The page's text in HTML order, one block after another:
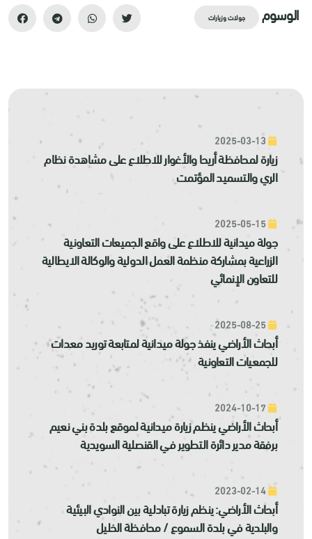
الوسوم جولات وزيارات
زيارة لمحافظة أريحا والأغوار للاطلاع على مشاهدة نظام
الري والتسميد المؤتمت
جولة ميدانية للاطلاع على واقع الجميعات التعاونية
الزراعية بمشاركة منظمة العمل الدولية والوكالة الايطالية
للتعاون الإنمائي
أبحاث الأراضي ينفذ جولة ميدانية لمتابعة توريد معدات
للجمعيات التعاونية
أبحاث الأراضي ينظم زيارة ميدانية لموقع بلدة بني نعيم
برفقة مدير دائرة التطوير في القنصلية السويدية
أبحاث الأراضي: ينظم زيارة تبادلية بين النوادي البيئية
والبلدية في بلدة السموع / محافظة الخليل